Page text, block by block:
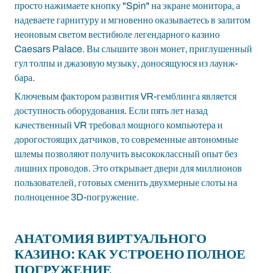
просто нажимаете кнопку "Spin" на экране монитора, а
надеваете гарнитуру и мгновенно оказываетесь в залитом
неоновым светом вестибюле легендарного казино
Caesars Palace. Вы слышите звон монет, приглушенный
гул толпы и джазовую музыку, доносящуюся из лаунж-
бара.
Ключевым фактором развития VR-гемблинга является
доступность оборудования. Если пять лет назад
качественный VR требовал мощного компьютера и
дорогостоящих датчиков, то современные автономные
шлемы позволяют получить высококлассный опыт без
лишних проводов. Это открывает двери для миллионов
пользователей, готовых сменить двухмерные слоты на
полноценное 3D-погружение.
АНАТОМИЯ ВИРТУАЛЬНОГО
КАЗИНО: КАК УСТРОЕНО ПОЛНОЕ
ПОГРУЖЕНИЕ